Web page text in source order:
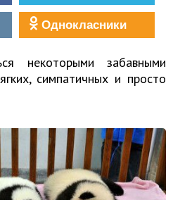
Однокласники
некоторыми забавными
симпатичных и просто